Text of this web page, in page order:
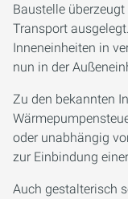
Baustelle
Transport
Inneneinheiten in
nun in der
Zu den bekannten
oder unabhängig
zur Einbindung
Auch gestalterisch